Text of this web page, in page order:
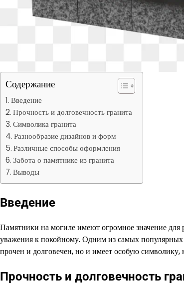
Содержание
Введение
Прочность и долговечность гранита
Символика гранита
Разнообразие дизайнов и форм
Различные способы оформления
Забота о памятнике из гранита
Выводы
Введение
Памятники на могиле имеют огромное значение
уважения к покойному. Одним из самых популярных
прочен и долговечен, но и имеет особую символику,
Прочность и долговечность